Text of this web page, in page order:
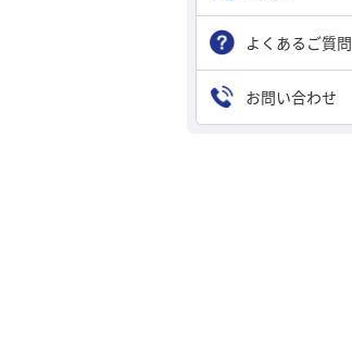
よくあるご質問
お問い合わせ